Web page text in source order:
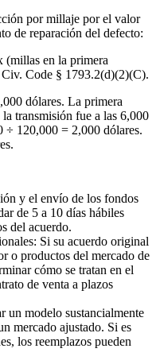
por millaje por el valor
de reparación del defecto:
(millas en la primera
Code § 1793.2(d)(2)(C).
dólares. La primera
transmisión fue a las 6,000
÷ 120,000 = 2,000 dólares.
y el envío de los fondos
de 5 a 10 días hábiles
del acuerdo.
Si su acuerdo original
o productos del mercado de
cómo se tratan en el
de venta a plazos
un modelo sustancialmente
mercado ajustado. Si es
los reemplazos pueden